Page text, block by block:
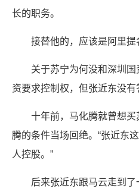
长的职务。
接替他的，应该是阿里提
关于苏宁为何没和深圳
资要求控制权，但张近东没有
十年前，马化腾就曾想
腾的条件当场回绝。“张近东
人控股。”
后来张近东跟马云走到